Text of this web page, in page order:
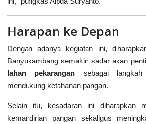
Harapan ke Depan
Dengan adanya kegiatan ini,
Banyukambang semakin sadar akan
lahan pekarangan sebagai langkah
mendukung ketahanan pangan.
Selain itu, kesadaran ini diharapkan
kemandirian pangan sekaligus